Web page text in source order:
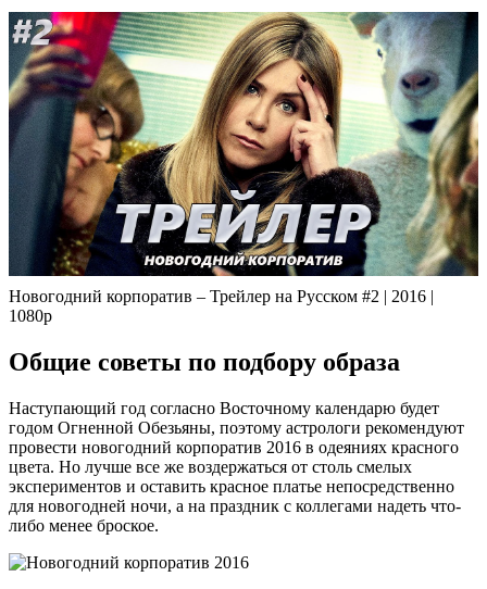
Новогодний корпоратив – Трейлер на Русском #2 | 2016 |
1080p
Общие советы по подбору образа
Наступающий год согласно Восточному календарю будет
годом Огненной Обезьяны, поэтому астрологи рекомендуют
провести новогодний корпоратив 2016 в одеяниях красного
цвета. Но лучше все же воздержаться от столь смелых
экспериментов и оставить красное платье непосредственно
для новогодней ночи, а на праздник с коллегами надеть что-
либо менее броское.